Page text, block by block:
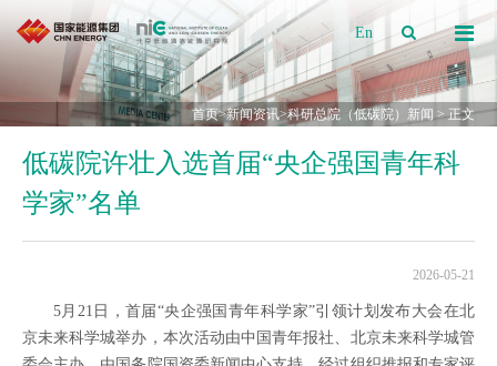
En
首页>新闻资讯>科研总院（低碳院）新闻 > 正文
低碳院许壮入选首届“央企强国青年科
学家”名单
2026-05-21
5月21日，首届“央企强国青年科学家”引领计划发布大会在北
京未来科学城举办，本次活动由中国青年报社、北京未来科学城管